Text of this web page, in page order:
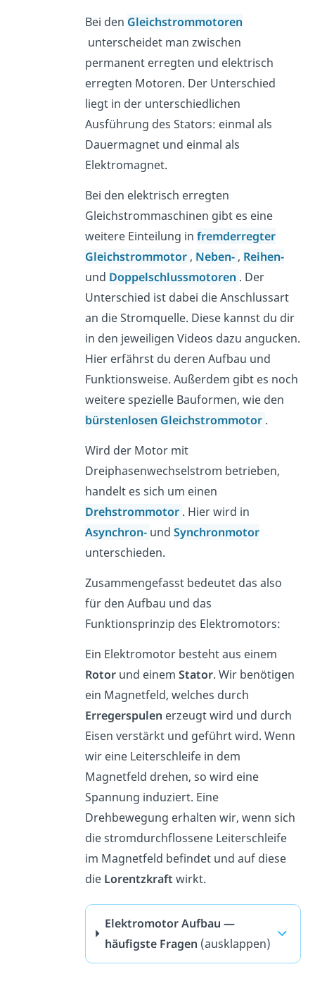
Bei den Gleichstrommotoren
unterscheidet man zwischen
permanent erregten und elektrisch
erregten Motoren. Der Unterschied
liegt in der unterschiedlichen
Ausführung des Stators: einmal als
Dauermagnet und einmal als
Elektromagnet.
Bei den elektrisch erregten
Gleichstrommaschinen gibt es eine
weitere Einteilung infremderregter
Gleichstrommotor , Neben- , Reihen-
und Doppelschlussmotoren . Der
Unterschied ist dabei die Anschlussart
an die Stromquelle. Diese kannst du dir
in den jeweiligen Videos dazu angucken.
Hier erfährst du deren Aufbau und
Funktionsweise. Außerdem gibt es noch
weitere spezielle Bauformen, wie den
bürstenlosen Gleichstrommotor .
Wird der Motor mit
Dreiphasenwechselstrom betrieben,
handelt es sich um einen
Drehstrommotor . Hier wird in
Asynchron- undSynchronmotor
unterschieden.
Zusammengefasst bedeutet das also
für den Aufbau und das
Funktionsprinzip des Elektromotors:
Ein Elektromotor besteht aus einem
Rotor und einemStator. Wir benötigen
ein Magnetfeld, welches durch
Erregerspulen erzeugt wird und durch
Eisen verstärkt und geführt wird. Wenn
wir eine Leiterschleife in dem
Magnetfeld drehen, so wird eine
Spannung induziert. Eine
Drehbewegung erhalten wir, wenn sich
die stromdurchflossene Leiterschleife
im Magnetfeld befindet und auf diese
die Lorentzkraft wirkt.
Elektromotor Aufbau —
häufigste Fragen (ausklappen)